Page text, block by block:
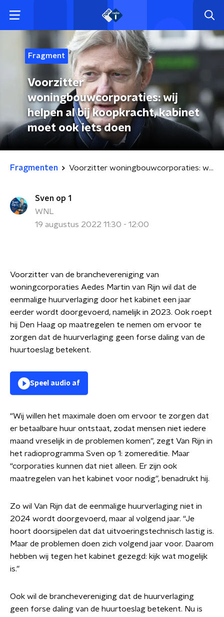
Fragment
Voorzitter
woningbouwcorporaties: wij
helpen al bij koopkracht, kabinet
moet ook iets doen
Fragmenten Voorzitter woningbouwcorporaties: wij helpen al bij koopkracht, kabinet moet ook iets doen
Sven op 1
WNL
19 augustus 2022 11:30 - 12:00
Voorzitter van de branchevereniging van
woningcorporaties Aedes Martin van Rijn wil dat de
eenmalige huurverlaging door het kabinet een jaar
eerder wordt doorgevoerd, namelijk in 2023. Ook roept
hij Den Haag op maatregelen te nemen om ervoor te
zorgen dat de huurverlaging geen forse daling van de
huurtoeslag betekent.
Speel audio af
“Wij willen het maximale doen om ervoor te zorgen dat
er betaalbare huur ontstaat, zodat mensen niet iedere
maand vreselijk in de problemen komen”, zegt Van Rijn in
het radioprogramma Sven op 1: zomereditie. Maar
“corporaties kunnen dat niet alleen. Er zijn ook
maatregelen van het kabinet voor nodig”, benadrukt hij.
Zo wil Van Rijn dat de eenmalige huurverlaging niet in
2024 wordt doorgevoerd, maar al volgend jaar. “Je
hoort doorsijpelen dat dat uitvoeringstechnisch lastig is.
Maar de problemen doen zich volgend jaar voor. Daarom
hebben wij tegen het kabinet gezegd: kijk wat mogelijk
is.”
Ook wil de branchevereniging dat de huurverlaging
geen forse daling van de huurtoeslag betekent. Nu is